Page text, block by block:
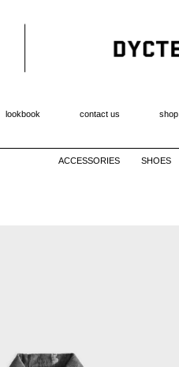
lookbook contact us shop
ACCESSORIES SHOES